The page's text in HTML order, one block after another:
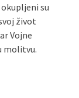
su
život
Vojne
molitvu.